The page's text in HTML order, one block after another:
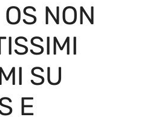
NON
SU
E